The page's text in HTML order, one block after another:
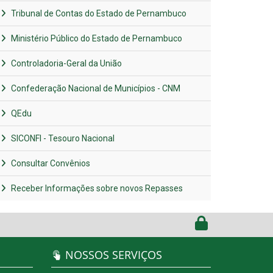
Tribunal de Contas do Estado de Pernambuco
Ministério Público do Estado de Pernambuco
Controladoria-Geral da União
Confederação Nacional de Municípios - CNM
QEdu
SICONFI - Tesouro Nacional
Consultar Convênios
Receber Informações sobre novos Repasses
NOSSOS SERVIÇOS